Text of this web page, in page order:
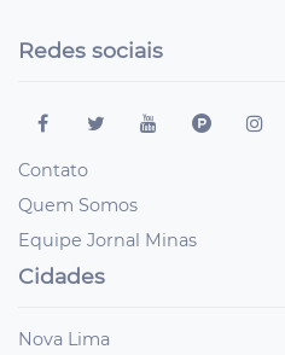
Redes sociais
Contato
Quem Somos
Equipe Jornal Minas
Cidades
Nova Lima